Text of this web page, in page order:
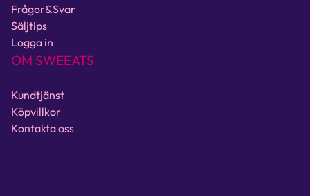
Frågor&Svar
Säljtips
Logga in
OM SWEEATS
Kundtjänst
Köpvillkor
Kontakta oss